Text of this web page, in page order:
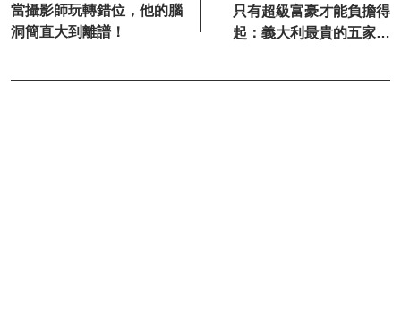
當攝影師玩轉錯位，他的腦
洞簡直大到離譜！
只有超級富豪才能負擔得
起：義大利最貴的五家餐